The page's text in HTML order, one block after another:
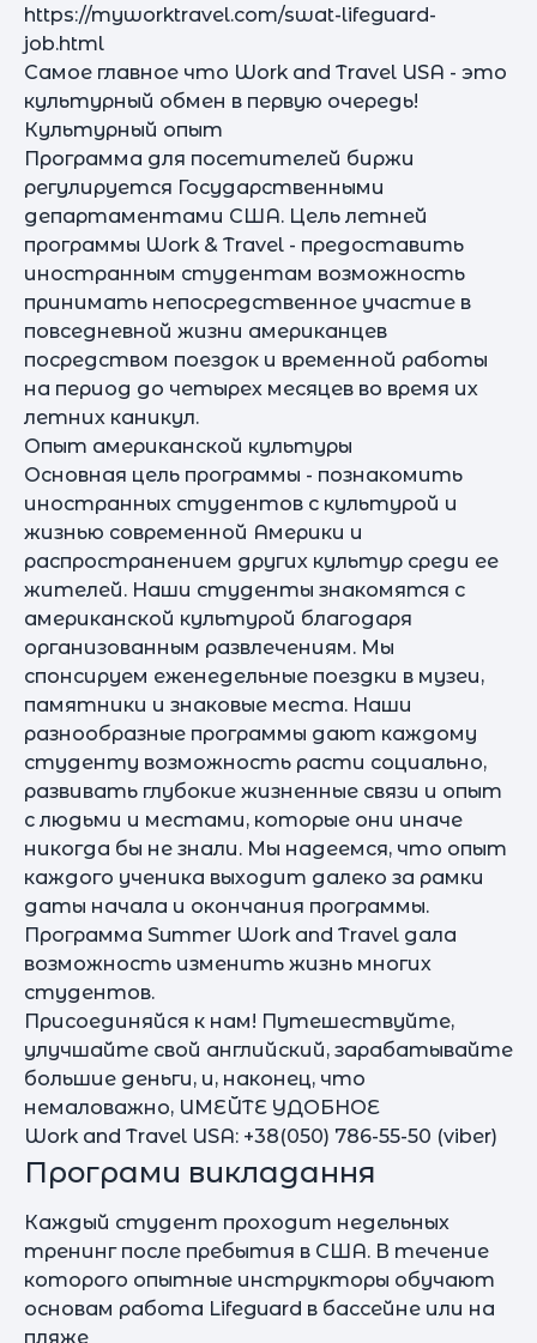
https://myworktravel.com/swat-lifeguard-
job.html
Самое главное что Work and Travel USA - это
культурный обмен в первую очередь!
Культурный опыт
Программа для посетителей биржи
регулируется Государственными
департаментами США. Цель летней
программы Work & Travel - предоставить
иностранным студентам возможность
принимать непосредственное участие в
повседневной жизни американцев
посредством поездок и временной работы
на период до четырех месяцев во время их
летних каникул.
Опыт американской культуры
Основная цель программы - познакомить
иностранных студентов с культурой и
жизнью современной Америки и
распространением других культур среди ее
жителей. Наши студенты знакомятся с
американской культурой благодаря
организованным развлечениям. Мы
спонсируем еженедельные поездки в музеи,
памятники и знаковые места. Наши
разнообразные программы дают каждому
студенту возможность расти социально,
развивать глубокие жизненные связи и опыт
с людьми и местами, которые они иначе
никогда бы не знали. Мы надеемся, что опыт
каждого ученика выходит далеко за рамки
даты начала и окончания программы.
Программа Summer Work and Travel дала
возможность изменить жизнь многих
студентов.
Присоединяйся к нам! Путешествуйте,
улучшайте свой английский, зарабатывайте
большие деньги, и, наконец, что
немаловажно, ИМЕЙТЕ УДОБНОЕ
Work and Travel USA: +38(050) 786-55-50 (viber)
Програми викладання
Каждый студент проходит недельных
тренинг после пребытия в США. В течение
которого опытные инструкторы обучают
основам работа Lifeguard в бассейне или на
пляже